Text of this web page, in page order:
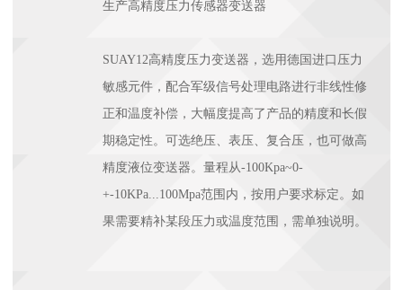
生产高精度压力传感器变送器
SUAY12高精度压力变送器，选用德国进口压力
敏感元件，配合军级信号处理电路进行非线性修
正和温度补偿，大幅度提高了产品的精度和长假
期稳定性。可选绝压、表压、复合压，也可做高
精度液位变送器。量程从-100Kpa~0-
+-10KPa...100Mpa范围内，按用户要求标定。如
果需要精补某段压力或温度范围，需单独说明。